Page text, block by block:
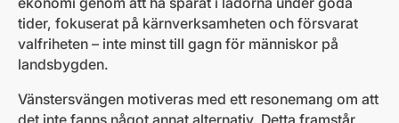
tider, fokuserat på kärnverksamheten och försvarat
valfriheten – inte minst till gagn för människor på
landsbygden.
Vänstersvängen motiveras med ett resonemang om att
det inte fanns något annat alternativ. Detta framstår